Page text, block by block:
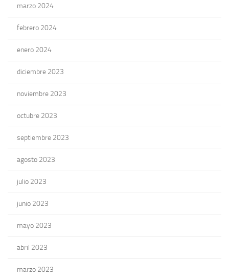
marzo 2024
febrero 2024
enero 2024
diciembre 2023
noviembre 2023
octubre 2023
septiembre 2023
agosto 2023
julio 2023
junio 2023
mayo 2023
abril 2023
marzo 2023